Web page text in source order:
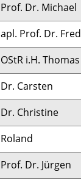
Prof. Dr. Michael
apl. Prof. Dr. Fred
OStR i.H. Thomas
Dr. Carsten
Dr. Christine
Roland
Prof. Dr. Jürgen